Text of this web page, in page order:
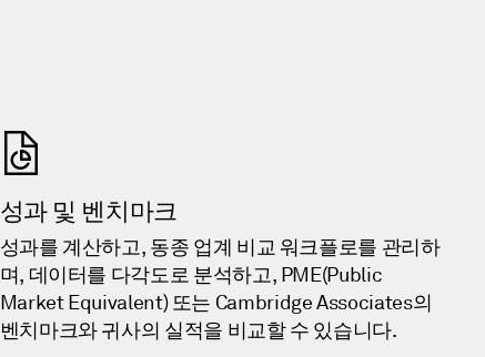
성과 및 벤치마크
성과를 계산하고, 동종 업계 비교 워크플로를 관리하
며, 데이터를 다각도로 분석하고, PME(Public
Market Equivalent) 또는 Cambridge Associates의
벤치마크와 귀사의 실적을 비교할 수 있습니다.